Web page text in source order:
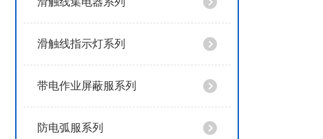
滑触线指示灯系列
带电作业屏蔽服系列
防电弧服系列